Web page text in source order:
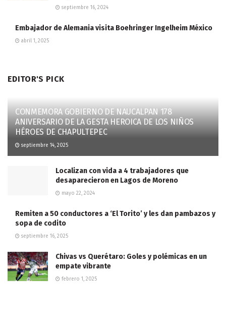
septiembre 16, 2024
Embajador de Alemania visita Boehringer Ingelheim México
abril 1, 2025
EDITOR'S PICK
CONMEMORA GOBIERNO DE NAUCALPAN 178
ANIVERSARIO DE LA GESTA HEROICA DE LOS NIÑOS
HÉROES DE CHAPULTEPEC
septiembre 14, 2025
Localizan con vida a 4 trabajadores que
desaparecieron en Lagos de Moreno
mayo 22, 2024
Remiten a 50 conductores a ‘El Torito’ y les dan pambazos y
sopa de codito
septiembre 16, 2025
Chivas vs Querétaro: Goles y polémicas en un
empate vibrante
febrero 1, 2025